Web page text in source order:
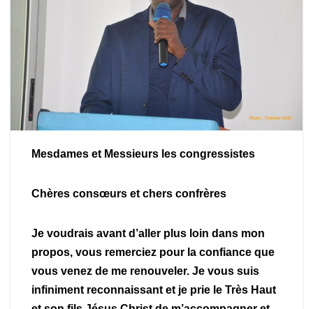
Mesdames et Messieurs les congressistes
Chères consœurs et chers confrères
Je voudrais avant d’aller plus loin dans mon
propos, vous remerciez pour la confiance que
vous venez de me renouveler. Je vous suis
infiniment reconnaissant et je prie le Très Haut